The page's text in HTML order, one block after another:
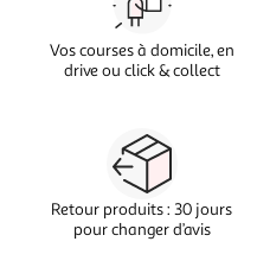
Vos courses à domicile, en
drive ou click & collect
Retour produits : 30 jours
pour changer d’avis